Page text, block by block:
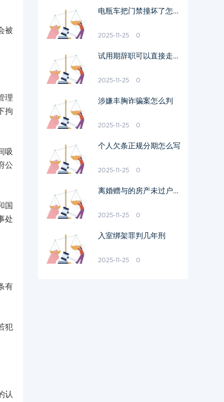
被
理
拘
吸
公
国
处
有
犯
认
电瓶车把门禁撞坏了怎么
2025-11-25 0
试用期辞职可以直接走人
2025-11-25 0
涉嫌丰胸诈骗案怎么判
2025-11-25 0
个人欠条正规分期怎么写
2025-11-25 0
离婚赠与的房产未过户怎
2025-11-25 0
入室绑架罪判几年刑
2025-11-25 0